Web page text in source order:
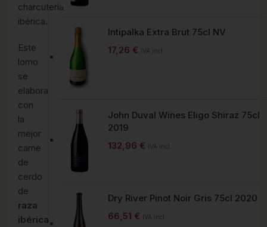
charcutería
ibérica.
Este
lomo
se
elabora
con
la
mejor
carne
de
cerdo
de
raza
ibérica
Intipalka Extra Brut 75cl NV
17,26 € IVA incl.
John Duval Wines Eligo Shiraz 75cl
2019
132,96 € IVA incl.
Dry River Pinot Noir Gris 75cl 2020
66,51 € IVA incl.